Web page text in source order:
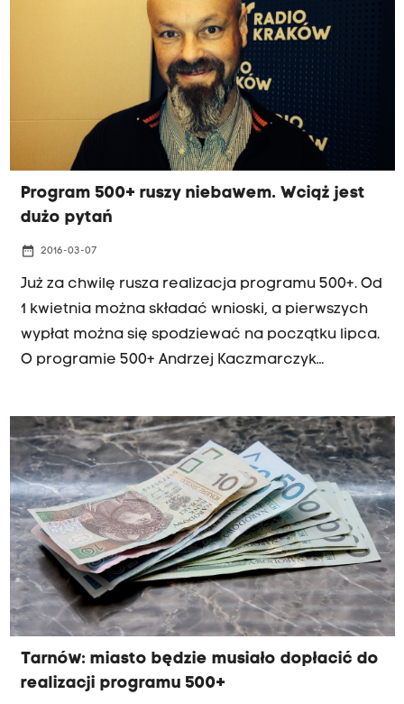
Program 500+ ruszy niebawem. Wciąż jest
dużo pytań
date_range 2016-03-07
Już za chwilę rusza realizacja programu 500+. Od
1 kwietnia można składać wnioski, a pierwszych
wypłat można się spodziewać na początku lipca.
O programie 500+ Andrzej Kaczmarczyk
Ekonomicznego w Krakowie
Tarnów: miasto będzie musiało dopłacić do
realizacji programu 500+